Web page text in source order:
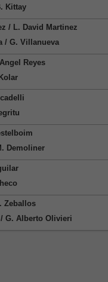
Kittay
/ L. David Martinez
/ G. Villanueva
Reyes
Demoliner
Zeballos
G. Alberto Olivieri